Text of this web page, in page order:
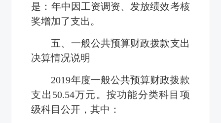
是：年中因工资调资、发放绩效考核
奖增加了支出。
五、一般公共预算财政拨款支出
决算情况说明
2019年度一般公共预算财政拨款
支出 50.54万元。按功能分类科目项
级科目公开，其中：